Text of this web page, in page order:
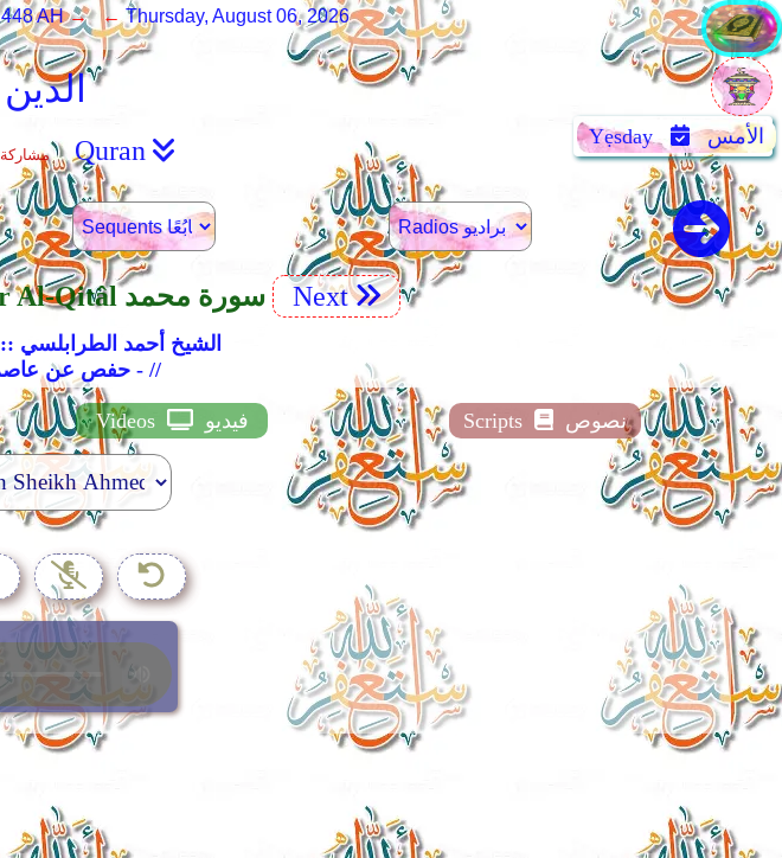
الدين
AH → ← Thursday, August 06, 2026
Yẹsday الأمس
مشاركة Quran
47. Surah Muhammad or Al-Qitâl سورة محمد Next
Sheikh Ahmed Al-Trabulsi :: الشيخ أحمد الطرابلسي
// - Hafs for Assem حفص عن عاصم - //
Videos فيديو Scripts نصوص